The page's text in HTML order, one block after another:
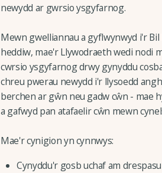
newydd ar gwrsio ysgyfarnog.
Mewn gwelliannau a gyflwynwyd i'r
heddiw, mae'r Llywodraeth wedi
cwrsio ysgyfarnog drwy gynyddu
chreu pwerau newydd i'r llysoedd
berchen ar gŵn neu gadw cŵn - mae
a gafwyd pan atafaelir cŵn mewn
Mae'r cynigion yn cynnwys:
Cynyddu'r gosb uchaf am